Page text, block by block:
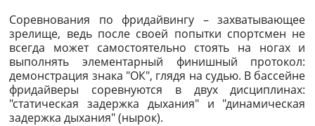
Соревнования по фридайвингу – захватывающее
зрелище, ведь после своей попытки спортсмен не
всегда может самостоятельно стоять на ногах и
выполнять элементарный финишный протокол:
демонстрация знака "ОК", глядя на судью. В бассейне
фридайверы соревнуются в двух дисциплинах:
"статическая задержка дыхания" и "динамическая
задержка дыхания" (нырок).